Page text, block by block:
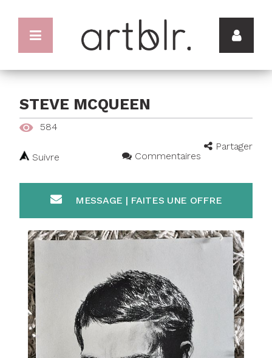
STEVE MCQUEEN
584
Partager
Suivre
Commentaires
MESSAGE | FAITES UNE OFFRE